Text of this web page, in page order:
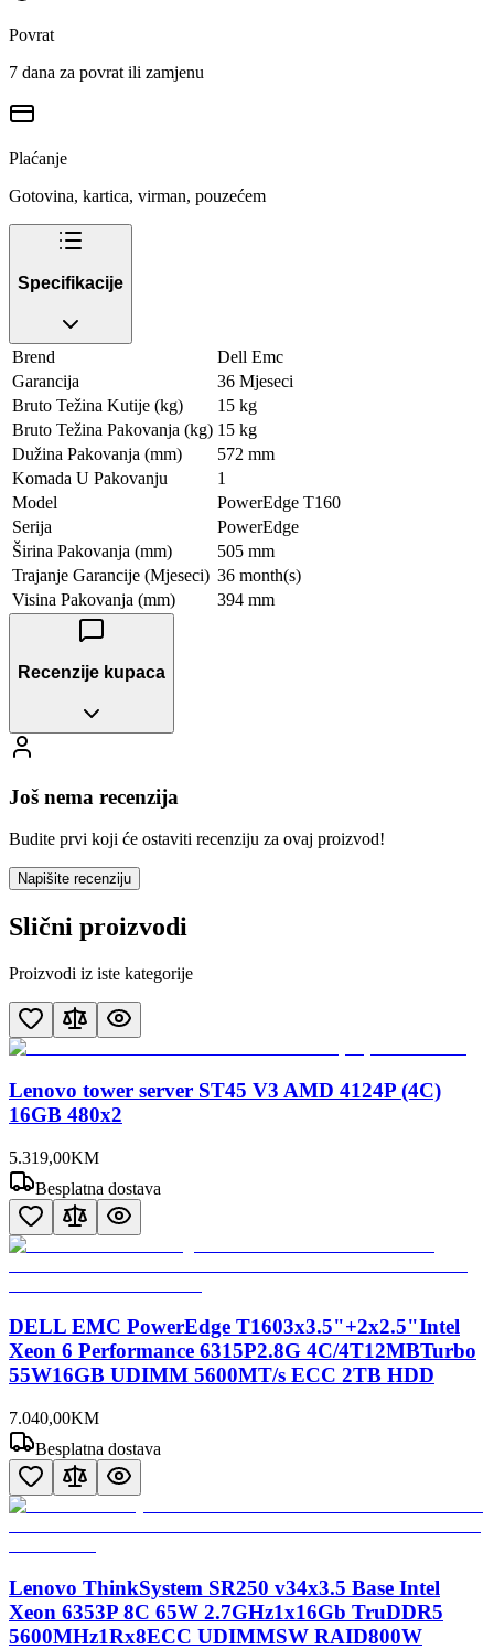
Povrat
7 dana za povrat ili zamjenu
Plaćanje
Gotovina, kartica, virman, pouzećem
Specifikacije
Brend
Dell Emc
Garancija
36 Mjeseci
Bruto Težina Kutije (kg)
15 kg
Bruto Težina Pakovanja (kg) 15 kg
Dužina Pakovanja (mm)
572 mm
Komada U Pakovanju
1
Model
PowerEdge T160
Serija
PowerEdge
Širina Pakovanja (mm)
505 mm
Trajanje Garancije (Mjeseci) 36 month(s)
Visina Pakovanja (mm)
394 mm
Recenzije kupaca
Još nema recenzija
Budite prvi koji će ostaviti recenziju za ovaj proizvod!
Napišite recenziju
Slični proizvodi
Proizvodi iz iste kategorije
Lenovo tower server ST45 V3 AMD 4124P (4C)
16GB 480x2
5.319,00KM
Besplatna dostava
DELL EMC PowerEdge T1603x3.5"+2x2.5"Intel
Xeon 6 Performance 6315P2.8G 4C/4T12MBTurbo
55W16GB UDIMM 5600MT/s ECC 2TB HDD
7.040,00KM
Besplatna dostava
Lenovo ThinkSystem SR250 v34x3.5 Base Intel
Xeon 6353P 8C 65W 2.7GHz1x16Gb TruDDR5
5600MHz1Rx8ECC UDIMMSW RAID800W